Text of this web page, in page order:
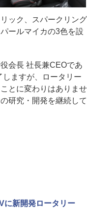
ック、スパークリング
ールマイカの3色を設
会長 社長兼CEOであ
ますが、ロータリー
とに変わりはありませ
研究・開発を継続して
に新開発ロータリー